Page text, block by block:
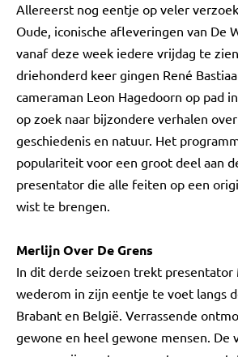
Allereerst nog eentje op veler
Oude, iconische afleveringen van De
vanaf deze week iedere vrijdag te
driehonderd keer gingen René
cameraman Leon Hagedoorn op pad
op zoek naar bijzondere verhalen
geschiedenis en natuur. Het
populariteit voor een groot deel aan
presentator die alle feiten op een
wist te brengen.
Merlijn Over De Grens
In dit derde seizoen trekt presentator
wederom in zijn eentje te voet langs
Brabant en België. Verrassende
gewone en heel gewone mensen. De